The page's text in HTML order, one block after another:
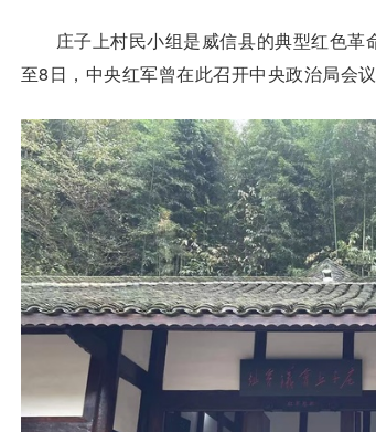
庄子上村民小组是威信县的典型红色
至8日，中央红军曾在此召开中央政治局会